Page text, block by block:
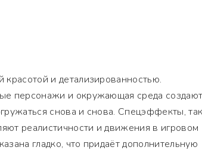
и детализированностью.
персонажи и окружающая среда создают
снова и снова. Спецэффекты,
реалистичности и движения в игровом
гладко, что придаёт дополнительную